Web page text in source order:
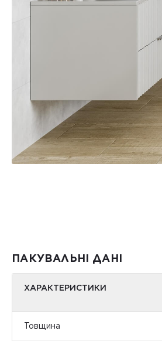
ПАКУВАЛЬНІ ДАНІ
ХАРАКТЕРИСТИКИ
Товщина